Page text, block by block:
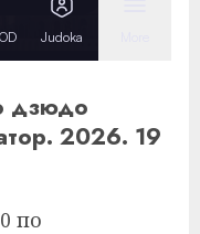
дзюдо
2026. 19
по